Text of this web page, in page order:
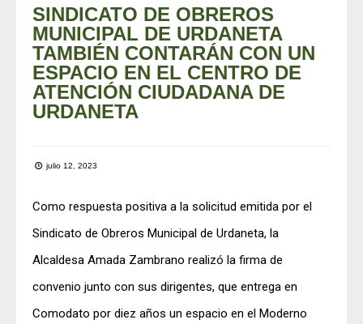
SINDICATO DE OBREROS
MUNICIPAL DE URDANETA
TAMBIÉN CONTARÁN CON UN
ESPACIO EN EL CENTRO DE
ATENCIÓN CIUDADANA DE
URDANETA
julio 12, 2023
Como respuesta positiva a la solicitud emitida por el
Sindicato de Obreros Municipal de Urdaneta, la
Alcaldesa Amada Zambrano realizó la firma de
convenio junto con sus dirigentes, que entrega en
Comodato por diez años un espacio en el Moderno